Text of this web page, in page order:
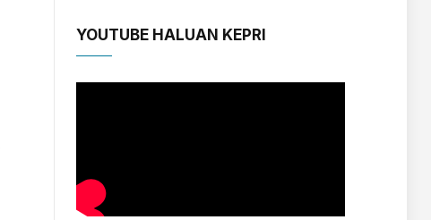
YOUTUBE HALUAN KEPRI